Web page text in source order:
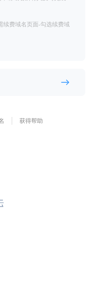
续费域名页面-勾选续费域
获得帮助